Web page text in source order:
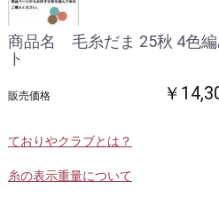
商品名 毛糸だま 25秋 4色編
ト
販売価格 ￥
ておりやクラブとは？
糸の表示重量について